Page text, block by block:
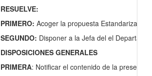
RESUELVE:
PRIMERO: Acoger la propuesta
SEGUNDO: Disponer a la Jefa del el
DISPOSICIONES GENERALES
PRIMERA: Notificar el contenido de la presente